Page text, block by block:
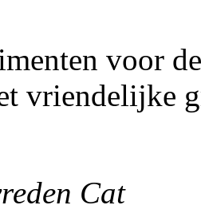
voor
vriendelijke
Cat